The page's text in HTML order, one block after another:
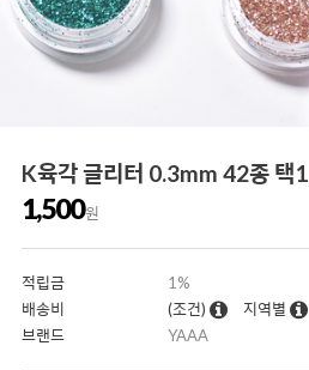
K육각 글리터 0.3mm 42종 택1
1,500원
적립금
1%
배송비
(조건)
지역별
브랜드
YAAA